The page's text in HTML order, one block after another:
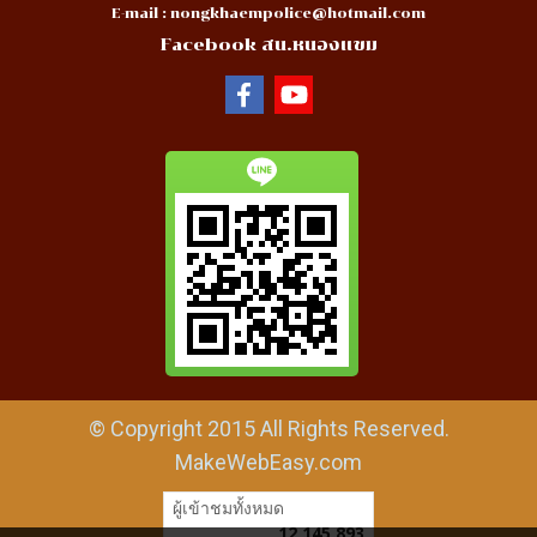
E-mail : nongkhaempolice@hotmail.com
Facebook สน.หนองแขม
© Copyright 2015 All Rights Reserved.
MakeWebEasy.com
ผู้เข้าชมทั้งหมด
12,145,893